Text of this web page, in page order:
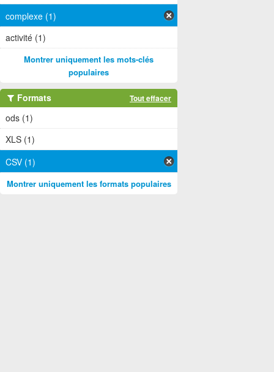
complexe (1)
activité (1)
Montrer uniquement les mots-clés
populaires
Formats Tout effacer
ods (1)
XLS (1)
CSV (1)
Montrer uniquement les formats populaires